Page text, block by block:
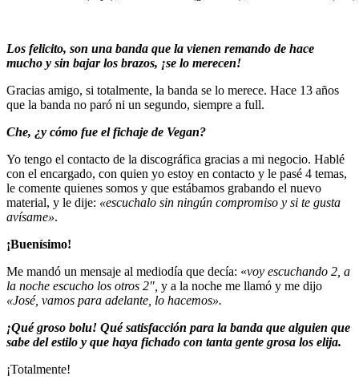
Los felicito, son una banda que la vienen remando de hace
mucho y sin bajar los brazos, ¡se lo merecen!
Gracias amigo, si totalmente, la banda se lo merece. Hace 13 años
que la banda no paró ni un segundo, siempre a full.
Che, ¿y cómo fue el fichaje de Vegan?
Yo tengo el contacto de la discográfica gracias a mi negocio. Hablé
con el encargado, con quien yo estoy en contacto y le pasé 4 temas,
le comente quienes somos y que estábamos grabando el nuevo
material, y le dije: «escuchalo sin ningún compromiso y si te gusta
avísame».
¡Buenísimo!
Me mandó un mensaje al mediodía que decía: «voy escuchando 2, a
la noche escucho los otros 2″, y a la noche me llamó y me dijo
«José, vamos para adelante, lo hacemos».
¡Qué groso bolu! Qué satisfacción para la banda que alguien que
sabe del estilo y que haya fichado con tanta gente grosa los elija.
¡Totalmente!